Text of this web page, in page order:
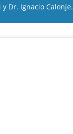
Dr. Ignacio Calonje.